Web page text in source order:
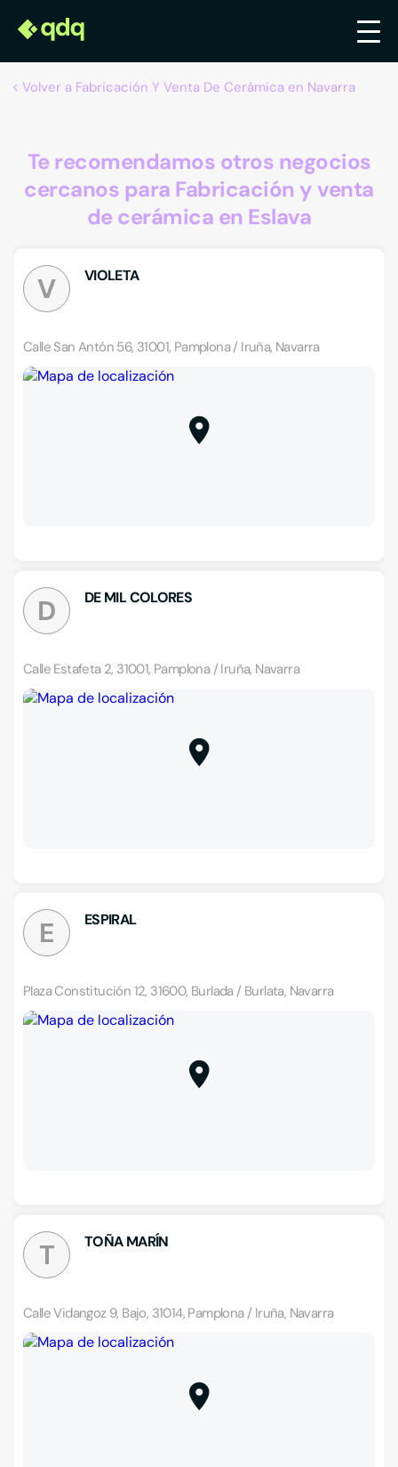
Volver a Fabricación Y Venta De Cerámica en Navarra
Te recomendamos otros negocios
cercanos para Fabricación y venta
de cerámica en Eslava
V VIOLETA
Calle San Antón 56, 31001, Pamplona / Iruña, Navarra
D DE MIL COLORES
Calle Estafeta 2, 31001, Pamplona / Iruña, Navarra
E ESPIRAL
Plaza Constitución 12, 31600, Burlada / Burlata, Navarra
T TOÑA MARÍN
Calle Vidangoz 9, Bajo, 31014, Pamplona / Iruña, Navarra